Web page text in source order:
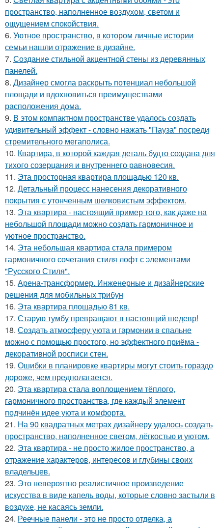
пространство, наполненное воздухом, светом и
ощущением спокойствия.
6. Уютное пространство, в котором личные истории
семьи нашли отражение в дизайне.
7. Создание стильной акцентной стены из деревянных
панелей.
8. Дизайнер смогла раскрыть потенциал небольшой
площади и вдохновиться преимуществами
расположения дома.
9. В этом компактном пространстве удалось создать
удивительный эффект - словно нажать "Пауза" посреди
стремительного мегаполиса.
10. Квартира, в которой каждая деталь будто создана для
тихого созерцания и внутреннего равновесия.
11. Эта просторная квартира площадью 120 кв.
12. Детальный процесс нанесения декоративного
покрытия с утонченным шелковистым эффектом.
13. Эта квартира - настоящий пример того, как даже на
небольшой площади можно создать гармоничное и
уютное пространство.
14. Эта небольшая квартира стала примером
гармоничного сочетания стиля лофт с элементами
"Русского Стиля".
15. Арена-трансформер. Инженерные и дизайнерские
решения для мобильных трибун
16. Эта квартира площадью 81 кв.
17. Старую тумбу превращают в настоящий шедевр!
18. Создать атмосферу уюта и гармонии в спальне
можно с помощью простого, но эффектного приёма -
декоративной росписи стен.
19. Ошибки в планировке квартиры могут стоить гораздо
дороже, чем предполагается.
20. Эта квартира стала воплощением тёплого,
гармоничного пространства, где каждый элемент
подчинён идее уюта и комфорта.
21. На 90 квадратных метрах дизайнеру удалось создать
пространство, наполненное светом, лёгкостью и уютом.
22. Эта квартира - не просто жилое пространство, а
отражение характеров, интересов и глубины своих
владельцев.
23. Это невероятно реалистичное произведение
искусства в виде капель воды, которые словно застыли в
воздухе, не касаясь земли.
24. Реечные панели - это не просто отделка, а